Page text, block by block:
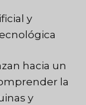
hacia un
la
y